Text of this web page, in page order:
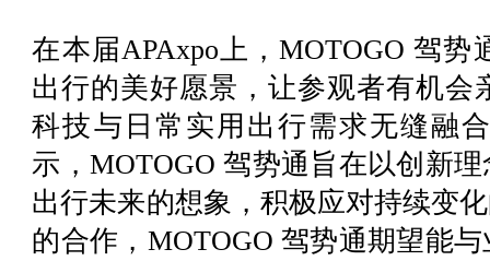
在本届APAxpo上，MOTOGO 驾
出行的美好愿景，让参观者有机会
科技与日常实用出行需求无缝融
示，MOTOGO 驾势通旨在以创新
出行未来的想象，积极应对持续变
的合作，MOTOGO 驾势通期望能